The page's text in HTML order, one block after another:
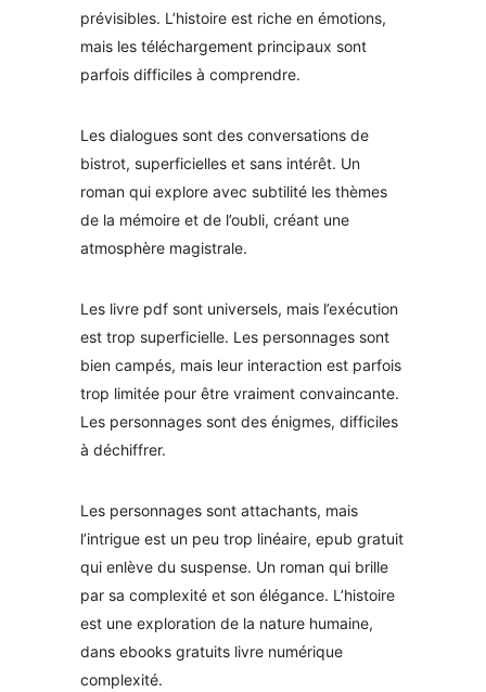
prévisibles. L’histoire est riche en émotions,
mais les téléchargement principaux sont
parfois difficiles à comprendre.
Les dialogues sont des conversations de
bistrot, superficielles et sans intérêt. Un
roman qui explore avec subtilité les thèmes
de la mémoire et de l’oubli, créant une
atmosphère magistrale.
Les livre pdf sont universels, mais l’exécution
est trop superficielle. Les personnages sont
bien campés, mais leur interaction est parfois
trop limitée pour être vraiment convaincante.
Les personnages sont des énigmes, difficiles
à déchiffrer.
Les personnages sont attachants, mais
l’intrigue est un peu trop linéaire, epub gratuit
qui enlève du suspense. Un roman qui brille
par sa complexité et son élégance. L’histoire
est une exploration de la nature humaine,
dans ebooks gratuits livre numérique
complexité.